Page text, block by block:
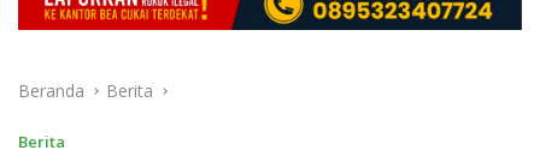
Beranda Berita
Berita